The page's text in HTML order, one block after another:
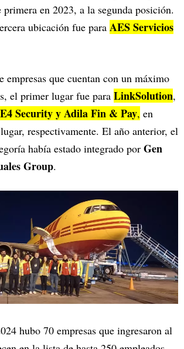
primera en 2023, a la segunda posición.
ubicación fue para AES Servicios
empresas que cuentan con un máximo
el primer lugar fue para LinkSolution,
Security y Adila Fin & Pay, en
respectivamente. El año anterior, el
había estado integrado por Gen
Group.
hubo 70 empresas que ingresaron al